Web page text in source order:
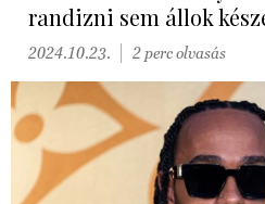
randizni sem állok
2024.10.23. 2 perc olvasás